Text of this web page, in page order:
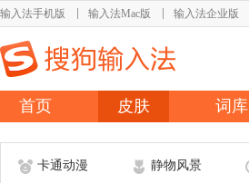
输入法手机版 输入法Mac版 输入法企业版
首页 皮肤 词库
卡通动漫 静物风景